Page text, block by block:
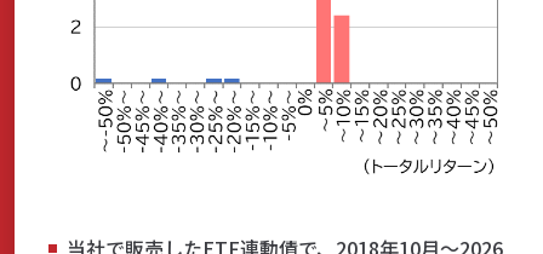
当社で販売したETF連動債で、2018年10月～2026